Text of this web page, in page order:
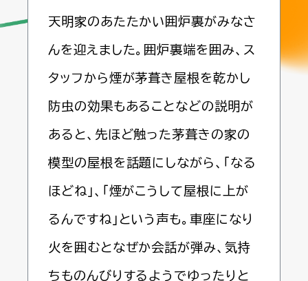
天明家のあたたかい囲炉裏がみなさ
んを迎えました。囲炉裏端を囲み、ス
タッフから煙が茅葺き屋根を乾かし
防虫の効果もあることなどの説明が
あると、先ほど触った茅葺きの家の
模型の屋根を話題にしながら、「なる
ほどね」、「煙がこうして屋根に上が
るんですね」という声も。車座になり
火を囲むとなぜか会話が弾み、気持
ちものんびりするようでゆったりと